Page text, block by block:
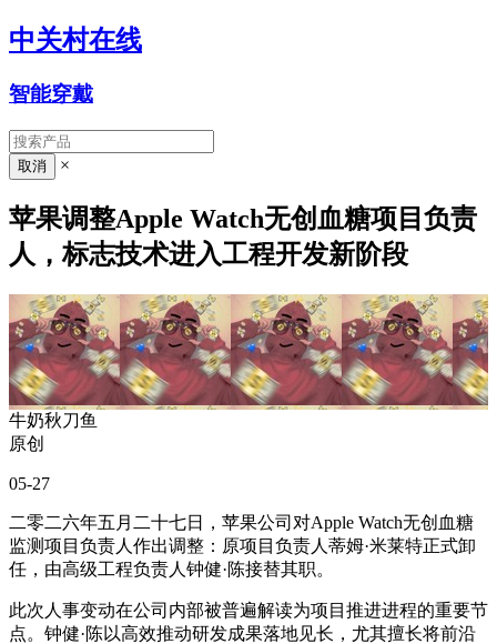
中关村在线
智能穿戴
×
苹果调整Apple Watch无创血糖项目负责
人，标志技术进入工程开发新阶段
牛奶秋刀鱼
原创
05-27
二零二六年五月二十七日，苹果公司对Apple Watch无创血糖
监测项目负责人作出调整：原项目负责人蒂姆·米莱特正式卸
任，由高级工程负责人钟健·陈接替其职。
此次人事变动在公司内部被普遍解读为项目推进进程的重要节
点。钟健·陈以高效推动研发成果落地见长，尤其擅长将前沿